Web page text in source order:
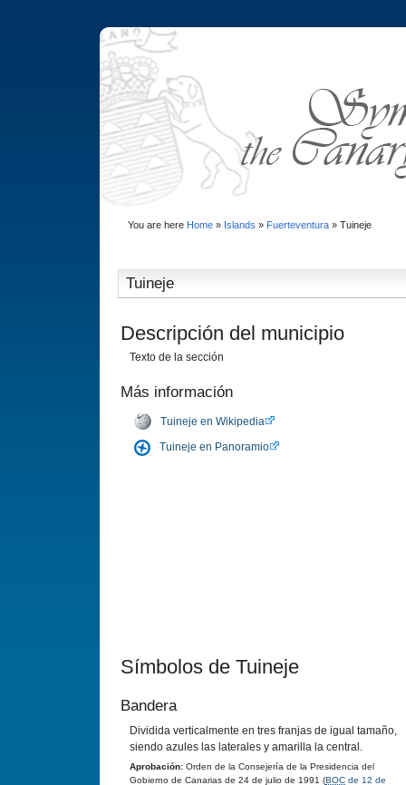
You are here Home» Islands » Fuerteventura» Tuineje
Tuineje
Descripción del municipio
Texto de la sección
Más información
Tuineje en Wikipedia
Tuineje en Panoramio
Símbolos de Tuineje
Bandera
Dividida verticalmente en tres franjas de igual tamaño,
siendo azules las laterales y amarilla la central.
Aprobación: Orden de la Consejería de la Presidencia del
Gobierno de Canarias de 24 de julio de 1991 (BOC de 12 de